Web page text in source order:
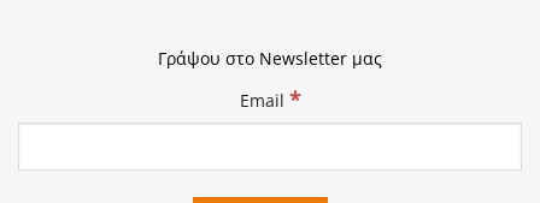
Γράψου στο Newsletter μας
Email *